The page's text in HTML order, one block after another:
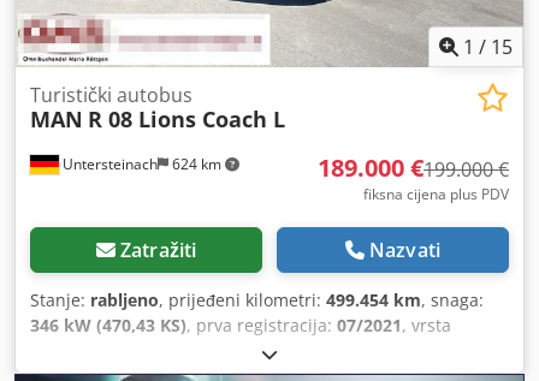
1 / 15
Untersteinach 624 km
Turistički autobus
MAN R 08 Lions Coach L
189.000 €199.000 €
fiksna cijena plus PDV
Zatražiti Nazvati
Stanje: rabljeno, prijeđeni kilometri: 499.454 km, snaga:
346 kW (470,43 KS), prva registracija: 07/2021, vrsta
, vrsta prijenosa:automatski
Euro 6, boja:smeđa, kočnice:retarder, Godina